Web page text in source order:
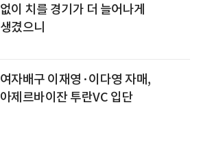
없이 치를 경기가 더 늘어나게
생겼으니
여자배구 이재영·이다영 자매,
아제르바이잔 투란VC 입단